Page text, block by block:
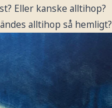
Eller kanske alltihop?
alltihop så hemligt?